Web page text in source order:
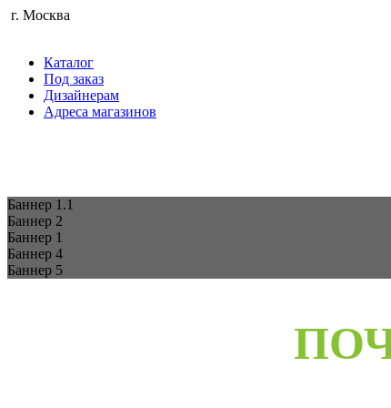
г. Москва
Каталог
Под заказ
Дизайнерам
Адреса магазинов
Баннер 1.1
Баннер 2
Баннер 1
Баннер 4
Баннер 5